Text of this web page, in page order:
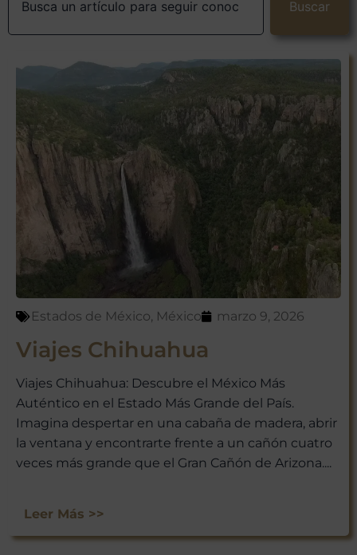
Buscar
Estados de México, México marzo 9, 2026
Viajes Chihuahua
Viajes Chihuahua: Descubre el México Más
Auténtico en el Estado Más Grande del País.
Imagina despertar en una cabaña de madera, abrir
la ventana y encontrarte frente a un cañón cuatro
veces más grande que el Gran Cañón de Arizona....
Leer Más >>